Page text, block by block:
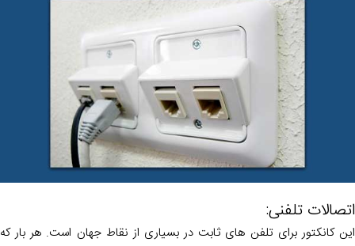
اتصالات تلفنی:
این کانکتور برای تلفن های ثابت در بسیاری از نقاط جهان است. هر بار که